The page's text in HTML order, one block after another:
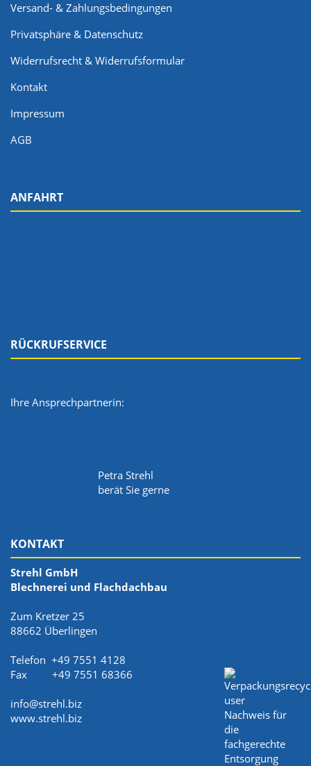
Versand- & Zahlungsbedingungen
Privatsphäre & Datenschutz
Widerrufsrecht & Widerrufsformular
Kontakt
Impressum
AGB
ANFAHRT
RÜCKRUFSERVICE
Ihre Ansprechpartnerin:
Petra Strehl
berät Sie gerne
KONTAKT
Strehl GmbH
Blechnerei und Flachdachbau
Zum Kretzer 25
88662 Überlingen
Telefon +49 7551 4128
Fax +49 7551 68366
info@strehl.biz
www.strehl.biz